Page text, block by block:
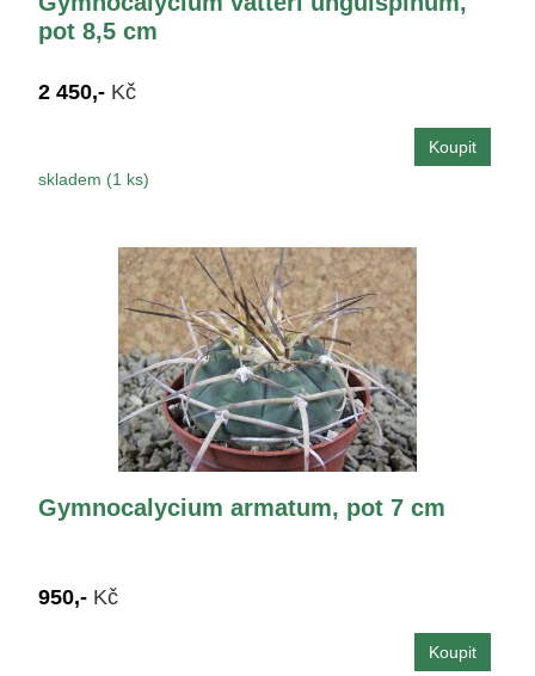
pot 8,5 cm
2 450,- Kč
skladem (1 ks)
Gymnocalycium armatum, pot 7 cm
950,- Kč